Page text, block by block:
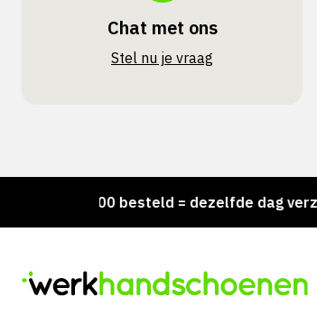
Chat met ons
Stel nu je vraag
15:00 besteld = dezelfde dag verzonden